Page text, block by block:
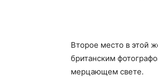
Второе место в этой
британским
мерцающем свете.